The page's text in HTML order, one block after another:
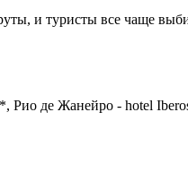
и туристы все чаще
Рио де Жанейро - hotel